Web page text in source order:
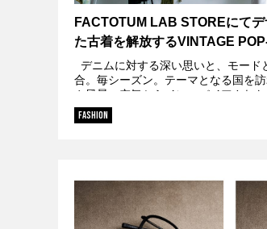
FACTOTUM LAB STOREにて
た古着を解放するVINTAGE
デニムに対する深い思いと、モード
合。毎シーズン。テーマとなる国を
や風景、空気からインスパイアされ
FACTOTUM（ファクトタム...
FASHION